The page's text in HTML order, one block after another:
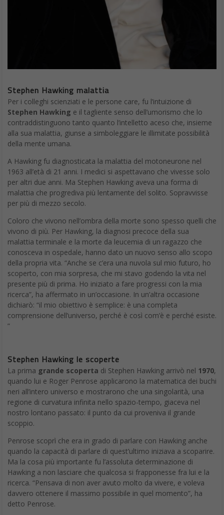
Stephen Hawking malattia
Per i colleghi scienziati e le persone care, fu l’intuizione di
Stephen Hawking e il tagliente senso dell’umorismo che lo
contraddistinguono tanto quanto l’intelletto aceso che, insieme
alla sua malattia, giunse a simboleggiare le illimitate possibilità
della mente umana.
A Hawking fu diagnosticata la malattia del motoneurone nel
1963 all’età di 21 anni. I medici si aspettavano che vivesse solo
per altri due anni. Ma Stephen Hawking aveva una forma di
malattia che progrediva più lentamente del solito. Sopravvisse
per più di mezzo secolo.
Coloro che vivono nell’ombra della morte sono spesso quelli che
vivono di più. Per Hawking, la diagnosi precoce della sua
malattia terminale e la morte da leucemia di un ragazzo che
conosceva in ospedale, hanno dato un nuovo senso allo scopo
della propria vita. “Anche se c’era una nuvola sul mio futuro, ho
scoperto, con mia sorpresa, che mi stavo godendo la vita nel
presente più di prima. Ho iniziato a fare progressi con la mia
ricerca”, ha affermato in un’occasione. In un’altra occasione
dichiarò: “il mio obiettivo è semplice: è una completa
comprensione dell’universo, perché è così com’è e perché esiste.
”
Stephen Hawking le scoperte
La prima grande scoperta di Stephen Hawking arrivò nel 1970,
quando lui e Roger Penrose applicarono la matematica dei buchi
neri all’intero universo e mostrarono che una singolarità, una
regione di curvatura infinita nello spazio-tempo, giaceva nel
nostro lontano passato: il punto da cui proveniva il grande
scoppio.
Penrose scoprì che era in grado di parlare con Hawking anche
quando la capacità di parlare di quest’ultimo iniziava a scoparire.
Ma la cosa più importante fu l’assoluta determinazione di
Hawking a non lasciare che qualcosa si frapponesse fra lui e la
ricerca. “Pensava di non aver avuto molto da vivere, e voleva
davvero ottenere il massimo possibile in quel momento”, ha
detto Penrose.